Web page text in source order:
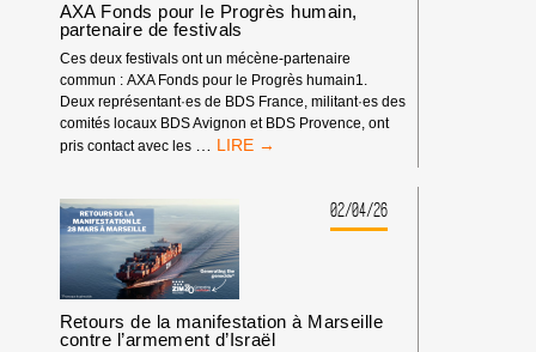
AXA Fonds pour le Progrès humain,
partenaire de festivals
Ces deux festivals ont un mécène-partenaire
commun : AXA Fonds pour le Progrès humain1.
Deux représentant·es de BDS France, militant·es des
comités locaux BDS Avignon et BDS Provence, ont
pris contact avec les
AXA
LE
PROGRÈS
HUMAIN,
PARTENAIRE
DE
FESTIVALS
02/04/26
Retours de la manifestation à Marseille
contre l’armement d’Israël